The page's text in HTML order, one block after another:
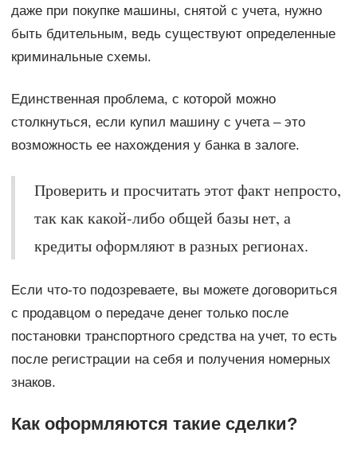
даже при покупке машины, снятой с учета, нужно
быть бдительным, ведь существуют определенные
криминальные схемы.
Единственная проблема, с которой можно
столкнуться, если купил машину с учета – это
возможность ее нахождения у банка в залоге.
Проверить и просчитать этот факт непросто,
так как какой-либо общей базы нет, а
кредиты оформляют в разных регионах.
Если что-то подозреваете, вы можете договориться
с продавцом о передаче денег только после
постановки транспортного средства на учет, то есть
после регистрации на себя и получения номерных
знаков.
Как оформляются такие сделки?